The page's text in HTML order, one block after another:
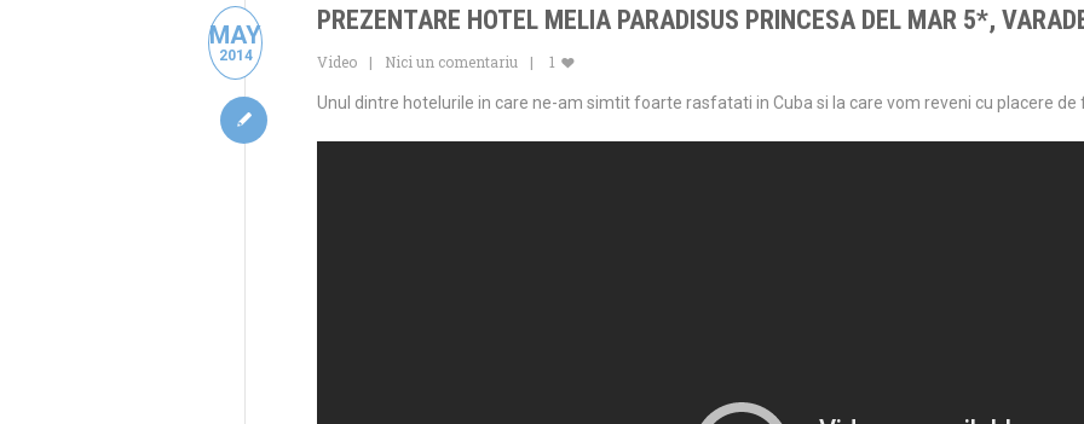
MAY
2014
PREZENTARE HOTEL MELIA PARADISUS PRINCESA DEL MAR 5*,
Video Nici un comentariu 1
Unul dintre hotelurile in care ne-am simtit foarte rasfatati in Cuba si la care vom reveni cu placere de